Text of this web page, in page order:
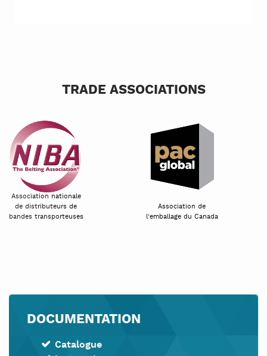
TRADE ASSOCIATIONS
Association de
l’emballage du Canada
Association nationale
de distributeurs de
bandes transporteuses
DOCUMENTATION
Catalogue